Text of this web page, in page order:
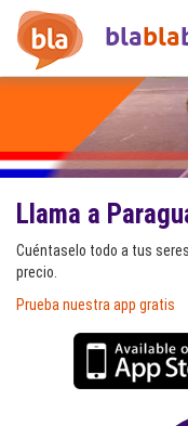
blabla
Llama a
Cuéntaselo todo a tus
precio.
Prueba nuestra app gratis